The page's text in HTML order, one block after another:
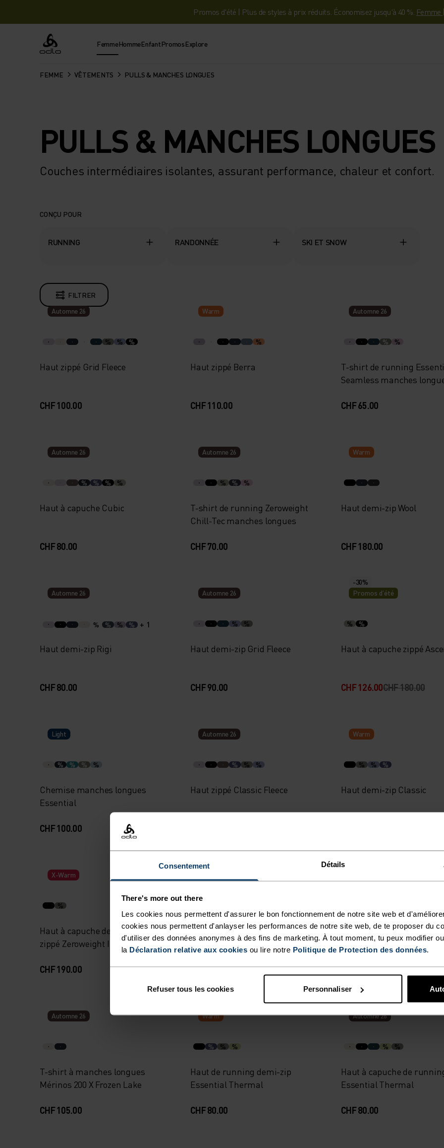
Consentement Détails
There's more out there
Les cookies nous permettent d'assurer le bon fonctionnement de notre site web et
cookies nous permettent d'anlayser les performances de notre site web, de te proposer du
d'utiliser des données anonymes à des fins de marketing. À tout moment, tu peux modifier
la Déclaration relative aux cookies ou lire notre Politique de Protection des données.
Refuser tous les cookies Personnaliser
Promos d'été | Plus de styles à prix réduits. Économisez jusqu'à 40 %. Femme |
Odlo FemmeHommeEnfantPromosExplore
FEMME VÊTEMENTS PULLS & MANCHES LONGUES
PULLS & MANCHES LONGUES
Couches intermédiaires isolantes, assurant performance, chaleur et confort.
CONÇU POUR
RUNNING RANDONNÉE SKI ET SNOW
FILTRER
Automne 26
% % %
Haut zippé Grid Fleece
CHF 100.00
Warm
%
Haut zippé Berra
CHF 110.00
Automne 26
% %
T-shirt de running
Seamless manches
CHF 65.00
Automne 26
% % % %
Haut à capuche Cubic
CHF 80.00
Automne 26
% % %
T-shirt de running Zeroweight
Chill-Tec manches longues
CHF 70.00
Warm
Haut demi-zip Wool
CHF 180.00
Automne 26
% % % % + 1
Haut demi-zip Rigi
CHF 80.00
Automne 26
% %
Haut demi-zip Grid Fleece
CHF 90.00
-30%
Promos d’été
% %
Haut à capuche zippé
CHF 126.00CHF 180.00
Light
% % % %
Chemise manches longues
Essential
CHF 100.00
Automne 26
% % %
Haut zippé Classic Fleece
Warm
% % %
Haut demi-zip Classic
X-Warm
%
Haut à capuche de ski de fond
zippé Zeroweight Insulator
CHF 190.00
-30%
Chemise manches longues
Transition Insulated
CHF 126.00CHF 180.00
Chemise manches
Transition Softshell
CHF 130.00
Automne 26
T-shirt à manches longues
Mérinos 200 X Frozen Lake
CHF 105.00
Warm
% % %
Haut de running demi-zip
Essential Thermal
CHF 80.00
Automne 26
% %
Haut à capuche de
Essential Thermal
CHF 80.00